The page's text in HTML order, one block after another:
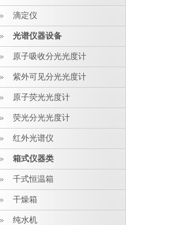
滴定仪
光谱仪器设备
原子吸收分光光度计
紫外可见分光光度计
原子荧光光度计
荧光分光光度计
红外光谱仪
箱式仪器类
千式恒温箱
干燥箱
纯水机